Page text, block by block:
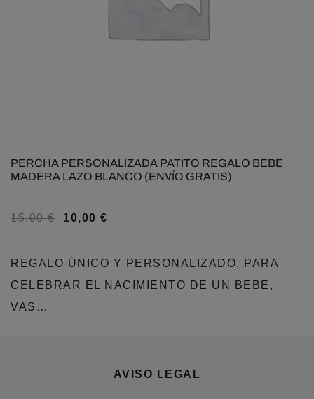
PERCHA PERSONALIZADA PATITO REGALO BEBE
MADERA LAZO BLANCO (ENVÍO GRATIS)
15,00€ 10,00 €
REGALO ÚNICO Y PERSONALIZADO, PARA
CELEBRAR EL NACIMIENTO DE UN BEBE,
VAS…
AVISO LEGAL